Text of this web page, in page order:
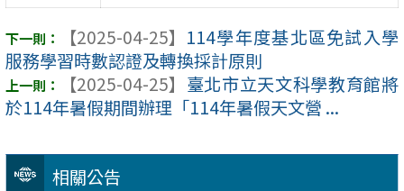
相關公告
【2025-04-25】 114學年度基北區免試入學
服務學習時數認證及轉換採計原則
【2025-04-25】 臺北市立天文科學教育館將
於114年暑假期間辦理「114年暑假天文營 ...